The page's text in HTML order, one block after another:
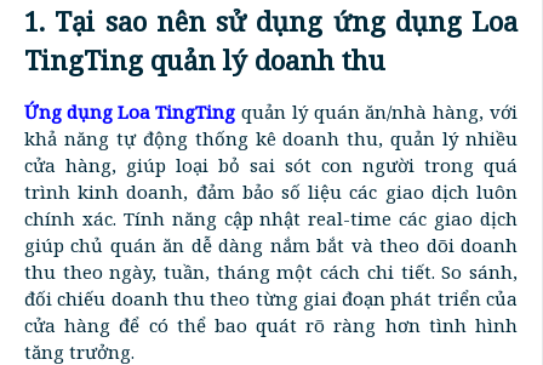
1. Tại sao nên sử dụng ứng dụng Loa
TingTing quản lý doanh thu
Ứng dụng Loa TingTing quản lý quán ăn/nhà hàng, với
khả năng tự động thống kê doanh thu, quản lý nhiều
cửa hàng, giúp loại bỏ sai sót con người trong quá
trình kinh doanh, đảm bảo số liệu các giao dịch luôn
chính xác. Tính năng cập nhật real-time các giao dịch
giúp chủ quán ăn dễ dàng nắm bắt và theo dõi doanh
thu theo ngày, tuần, tháng một cách chi tiết. So sánh,
đối chiếu doanh thu theo từng giai đoạn phát triển của
cửa hàng để có thể bao quát rõ ràng hơn tình hình
tăng trưởng.